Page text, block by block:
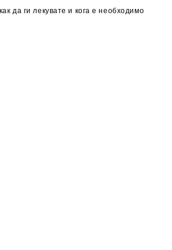
да ги лекувате и кога е необходимо